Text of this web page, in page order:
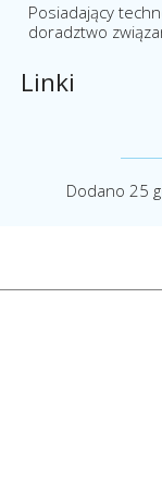
Posiadający
doradztwo
Linki
Dodano 25